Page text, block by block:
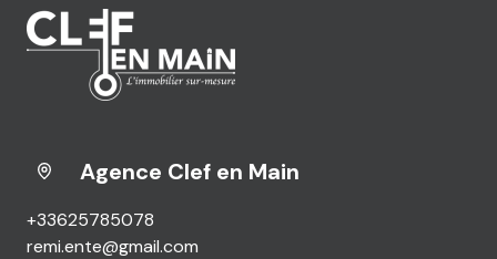
Agence Clef en Main
+33625785078
remi.ente@gmail.com